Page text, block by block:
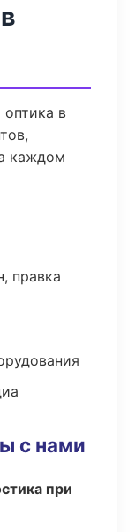
в
каждом
правка
с нами
при